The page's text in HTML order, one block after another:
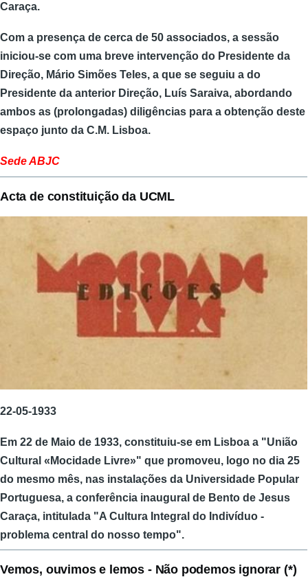
Caraça.
Com a presença de cerca de 50 associados, a sessão
iniciou-se com uma breve intervenção do Presidente da
Direção, Mário Simões Teles, a que se seguiu a do
Presidente da anterior Direção, Luís Saraiva, abordando
ambos as (prolongadas) diligências para a obtenção deste
espaço junto da C.M. Lisboa.
Sede ABJC
Acta de constituição da UCML
22-05-1933
Em 22 de Maio de 1933, constituiu-se em Lisboa a "União
Cultural «Mocidade Livre»" que promoveu, logo no dia 25
do mesmo mês, nas instalações da Universidade Popular
Portuguesa, a conferência inaugural de Bento de Jesus
Caraça, intitulada "A Cultura Integral do Indivíduo -
problema central do nosso tempo".
Vemos, ouvimos e lemos - Não podemos ignorar (*)